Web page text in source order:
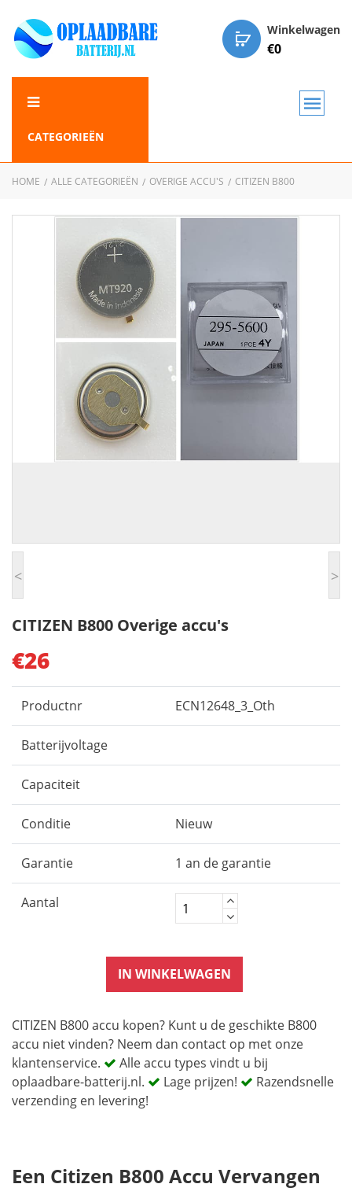
Winkelwagen
€0
CATEGORIEËN
HOME ALLE CATEGORIEËN OVERIGE ACCU'S CITIZEN B800
< >
CITIZEN B800 Overige accu's
€26
Productnr ECN12648_3_Oth
Batterijvoltage
Capaciteit
Conditie Nieuw
Garantie 1 an de garantie
Aantal
IN WINKELWAGEN
CITIZEN B800 accu kopen? Kunt u de geschikte B800
accu niet vinden? Neem dan contact op met onze
klantenservice.
Alle accu types vindt u bij
oplaadbare-batterij.nl.
Lage prijzen!
Razendsnelle
verzending en levering!
Een Citizen B800 Accu Vervangen